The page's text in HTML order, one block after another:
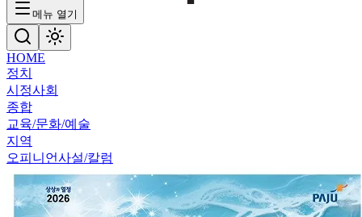
메뉴 열기
HOME
정치
시정사회
종합
교육/문화/예술
지역
오피니언사설/칼럼